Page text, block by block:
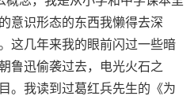
意识形态的东西我懒得去深
这几年来我的眼前闪过一些暗
鲁迅偷袭过去，电光火石之
。我读到过葛红兵先生的《为